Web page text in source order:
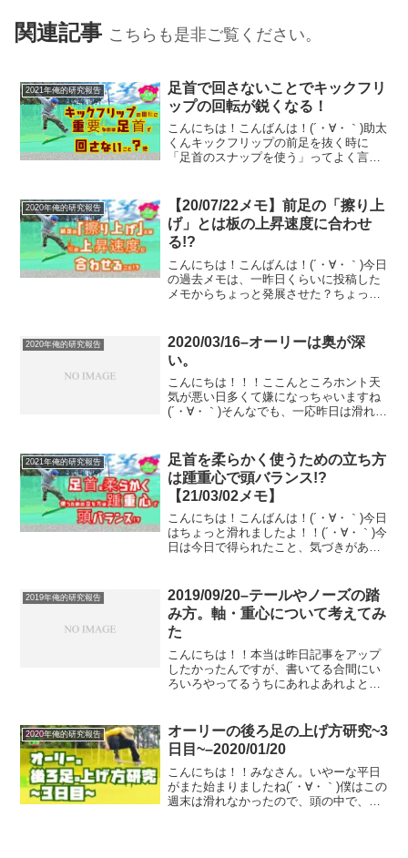
関連記事 こちらも是非ご覧ください。
2021年俺的研究報告
足首で回さないことでキックフリ
ップの回転が鋭くなる！
こんにちは！こんばんは！(´・∀・｀)助太
くんキックフリップの前足を抜く時に
「足首のスナップを使う」ってよく言う
しょうか？かく言う私もスナップが上手
く使えません(´・∀...
2020年俺的研究報告
【20/07/22メモ】前足の「擦り上
げ」とは板の上昇速度に合わせ
る!?
こんにちは！こんばんは！(´・∀・｀)今日
の過去メモは、一昨日くらいに投稿した
メモからちょっと発展させた？ちょっと
プローチが違うけどやってることは同
じ、って人もい...
2020年俺的研究報告
2020/03/16–オーリーは奥が深
い。
こんにちは！！！ここんところホント天
気が悪い日多くて嫌になっちゃいますね
(´・∀・｀)そんなでも、一応昨日は滑れま
も、自分越えができたのでよし。高い物
でF...
2021年俺的研究報告
足首を柔らかく使うための立ち方
は踵重心で頭バランス!?
【21/03/02メモ】
こんにちは！こんばんは！(´・∀・｀)今日
はちょっと滑れましたよ！！(´・∀・｀)今
日は今日で得られたこと、気づきがあっ
にしたってとにかく滑りたいんです(´・
∀・｀)笑...
2019年俺的研究報告
2019/09/20–テールやノーズの踏
み方。軸・重心について考えてみ
た
こんにちは！！本当は昨日記事をアップ
したかったんですが、書いてる合間にい
ろいろやってるうちにあれよあれよと時
本日更新記事アップすることにしました
(´・∀・｀)滑れなくて...
2020年俺的研究報告
オーリーの後ろ足の上げ方研究~3
日目~–2020/01/20
こんにちは！！みなさん。いやーな平日
がまた始まりましたね(´・∀・｀)僕はこの
週末は滑れなかったので、頭の中で、ど